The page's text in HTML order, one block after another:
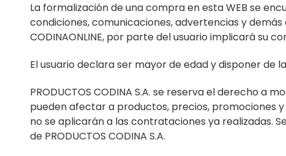
La formalización de una compra en esta WEB se
condiciones, comunicaciones, advertencias y
CODINAONLINE, por parte del usuario implicará su
El usuario declara ser mayor de edad y disponer de
PRODUCTOS CODINA S.A. se reserva el derecho
pueden afectar a productos, precios, promociones
no se aplicarán a las contrataciones ya realizadas.
de PRODUCTOS CODINA S.A.